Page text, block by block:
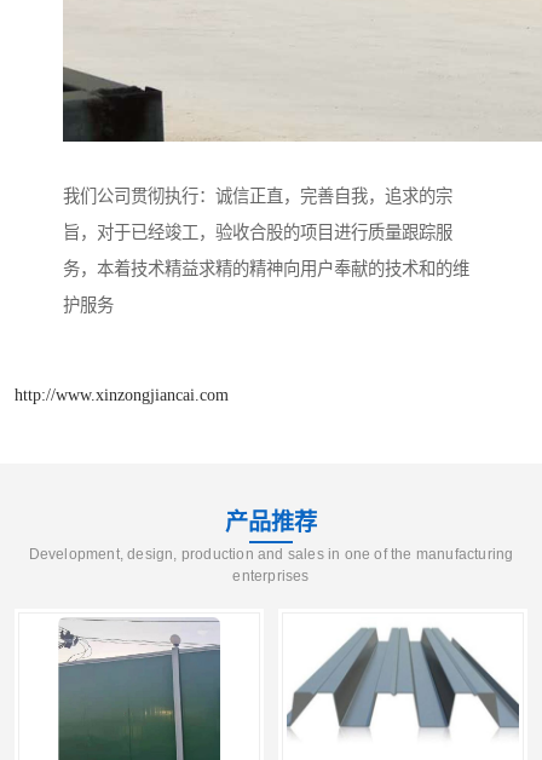
我们公司贯彻执行：诚信正直，完善自我，追求的宗
旨，对于已经竣工，验收合股的项目进行质量跟踪服
务，本着技术精益求精的精神向用户奉献的技术和的维
护服务
http://www.xinzongjiancai.com
产品推荐
Development, design, production and sales in one of the manufacturing
enterprises